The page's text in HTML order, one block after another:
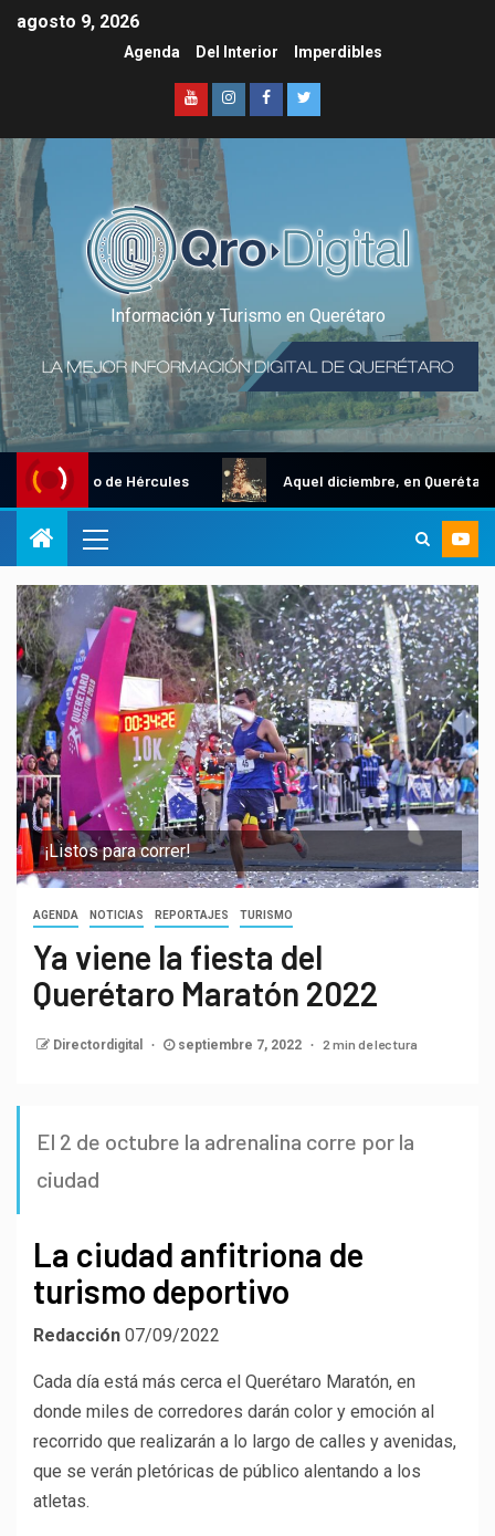
agosto 9, 2026
Agenda Del Interior Imperdibles
Información y Turismo en Querétaro
Gallo de Hércules Aquel diciembre, en Querétaro
¡Listos para correr!
AGENDA NOTICIAS REPORTAJES TURISMO
Ya viene la fiesta del
Querétaro Maratón 2022
Directordigital septiembre 7, 2022 2 min de lectura
El 2 de octubre la adrenalina corre por la
ciudad
La ciudad anfitriona de
turismo deportivo
Redacción 07/09/2022
Cada día está más cerca el Querétaro Maratón, en
donde miles de corredores darán color y emoción al
recorrido que realizarán a lo largo de calles y avenidas,
que se verán pletóricas de público alentando a los
atletas.